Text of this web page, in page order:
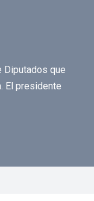
Diputados que
El presidente